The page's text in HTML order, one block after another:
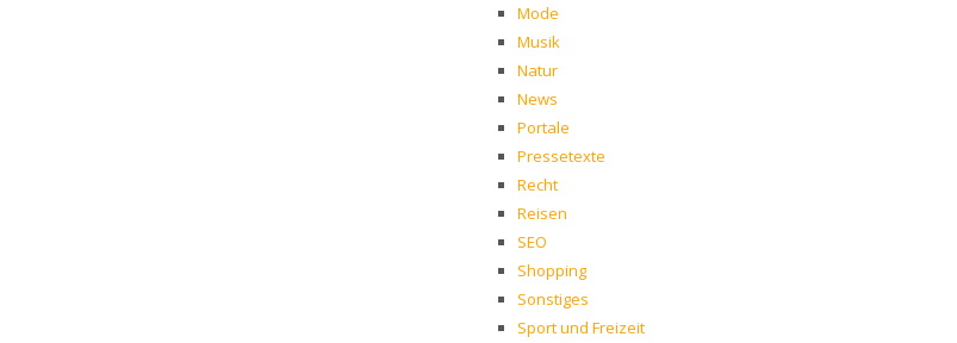
Mode
Musik
Natur
News
Portale
Pressetexte
Recht
Reisen
SEO
Shopping
Sonstiges
Sport und Freizeit